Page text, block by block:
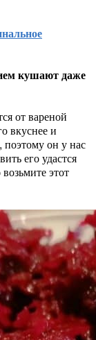
кушают даже
от вареной
вкуснее и
он у нас
его удастся
этот